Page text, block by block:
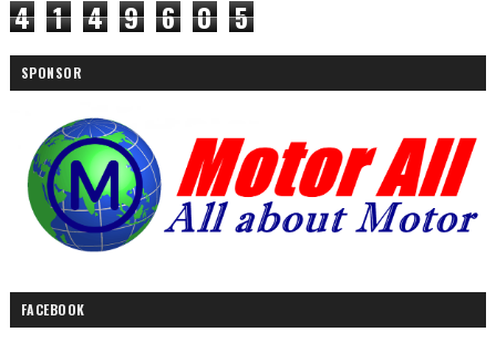
4 1 4 9 6 0 5
SPONSOR
FACEBOOK